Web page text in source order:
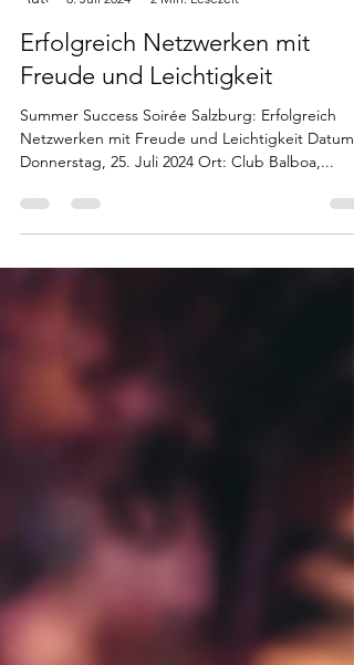
8. Juli 2024
2 Min. Lesezeit
Erfolgreich Netzwerken mit
Freude und Leichtigkeit
Summer Success Soirée Salzburg: Erfolgreich
Donnerstag, 25. Juli 2024 Ort: Club Balboa,...